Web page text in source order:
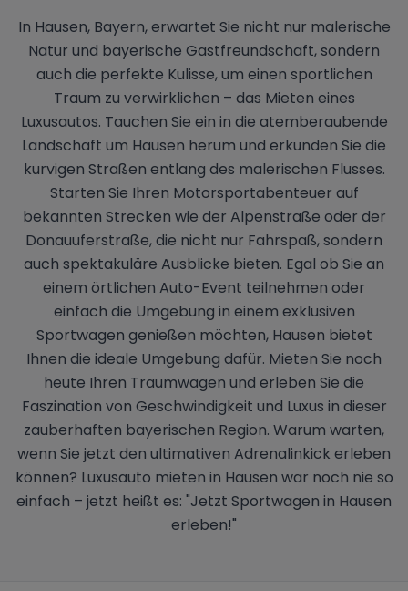
In Hausen, Bayern, erwartet Sie nicht nur malerische
Natur und bayerische Gastfreundschaft, sondern
auch die perfekte Kulisse, um einen sportlichen
Traum zu verwirklichen – das Mieten eines
Luxusautos. Tauchen Sie ein in die atemberaubende
Landschaft um Hausen herum und erkunden Sie die
kurvigen Straßen entlang des malerischen Flusses.
Starten Sie Ihren Motorsportabenteuer auf
bekannten Strecken wie der Alpenstraße oder der
Donauuferstraße, die nicht nur Fahrspaß, sondern
auch spektakuläre Ausblicke bieten. Egal ob Sie an
einem örtlichen Auto-Event teilnehmen oder
einfach die Umgebung in einem exklusiven
Sportwagen genießen möchten, Hausen bietet
Ihnen die ideale Umgebung dafür. Mieten Sie noch
heute Ihren Traumwagen und erleben Sie die
Faszination von Geschwindigkeit und Luxus in dieser
zauberhaften bayerischen Region. Warum warten,
wenn Sie jetzt den ultimativen Adrenalinkick erleben
können? Luxusauto mieten in Hausen war noch nie so
einfach – jetzt heißt es: "Jetzt Sportwagen in Hausen
erleben!"